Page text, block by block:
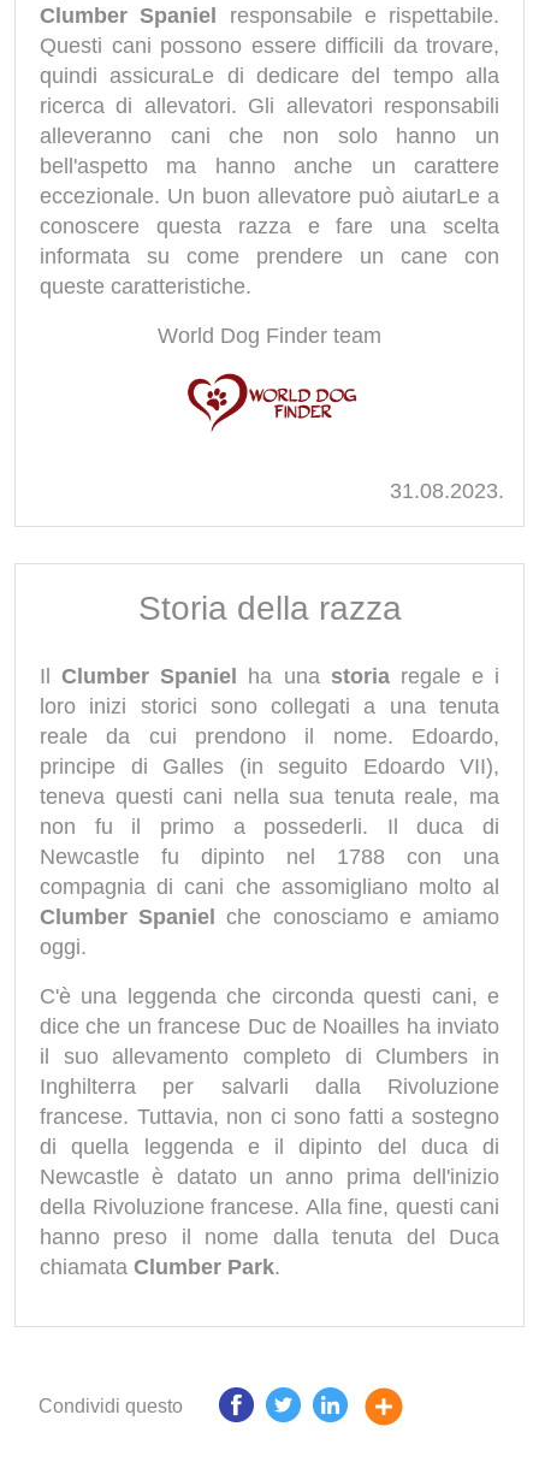
Clumber Spaniel
responsabile e rispettabile.
Questi cani possono essere difficili da trovare,
quindi assicuraLe di dedicare del tempo alla
ricerca di allevatori. Gli allevatori responsabili
alleveranno cani che non solo hanno un
bell'aspetto ma hanno anche un carattere
eccezionale. Un buon allevatore può aiutarLe a
conoscere questa razza e fare una scelta
informata su come prendere un cane con
queste caratteristiche.
World Dog Finder team
31.08.2023.
Storia della razza
IlClumber Spaniel ha una storia regale e i
loro inizi storici sono collegati a una tenuta
reale da cui prendono il nome. Edoardo,
principe di Galles (in seguito Edoardo VII),
teneva questi cani nella sua tenuta reale, ma
non fu il primo a possederli. Il duca di
Newcastle fu dipinto nel 1788 con una
compagnia di cani che assomigliano molto al
Clumber Spaniel
che conosciamo e amiamo
oggi.
C'è una leggenda che circonda questi cani, e
dice che un francese Duc de Noailles ha inviato
il suo allevamento completo di Clumbers in
Inghilterra per salvarli dalla Rivoluzione
francese. Tuttavia, non ci sono fatti a sostegno
di quella leggenda e il dipinto del duca di
Newcastle è datato un anno prima dell'inizio
della Rivoluzione francese. Alla fine, questi cani
hanno preso il nome dalla tenuta del Duca
chiamata Clumber Park.
Condividi questo